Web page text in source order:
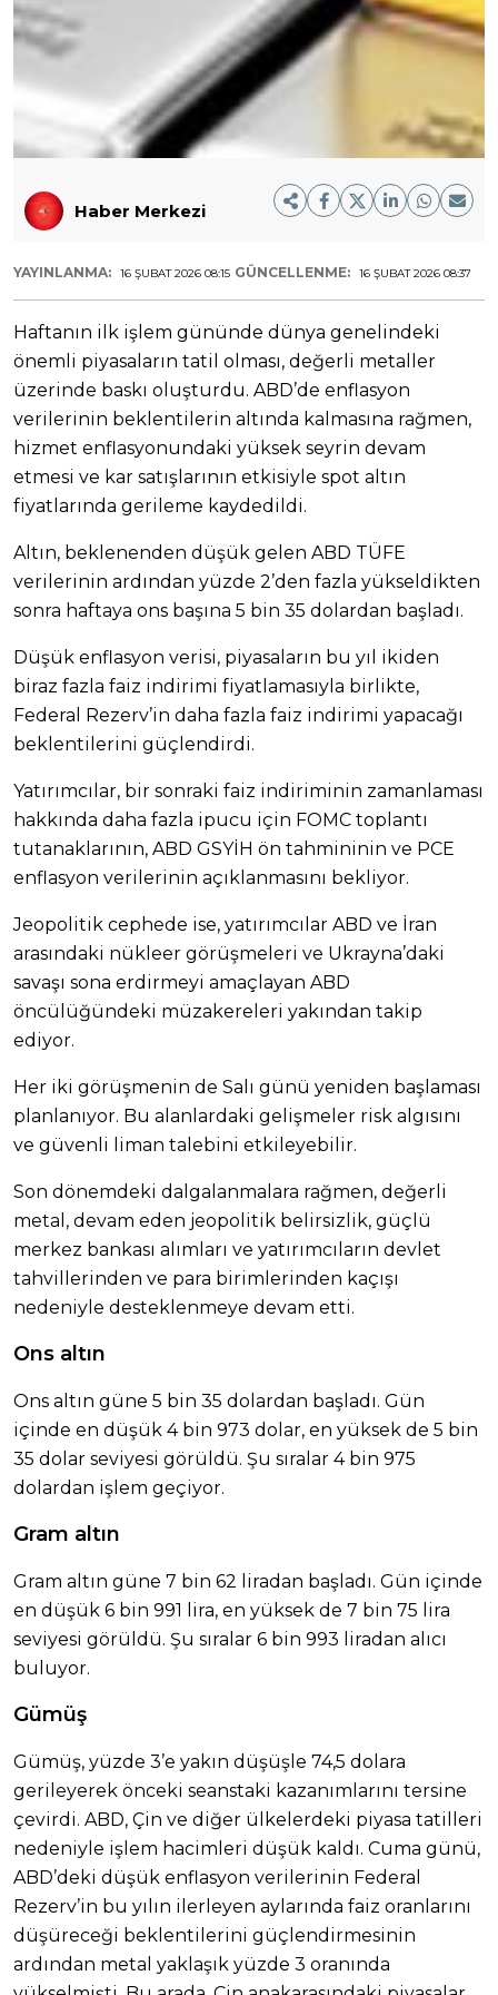
Haber Merkezi
YAYINLANMA: 16 ŞUBAT 2026 08:15 GÜNCELLENME: 16 ŞUBAT 2026 08:37
Haftanın ilk işlem gününde dünya genelindeki
önemli piyasaların tatil olması, değerli metaller
üzerinde baskı oluşturdu. ABD’de enflasyon
verilerinin beklentilerin altında kalmasına rağmen,
hizmet enflasyonundaki yüksek seyrin devam
etmesi ve kar satışlarının etkisiyle spot altın
fiyatlarında gerileme kaydedildi.
Altın, beklenenden düşük gelen ABD TÜFE
verilerinin ardından yüzde 2’den fazla yükseldikten
sonra haftaya ons başına 5 bin 35 dolardan başladı.
Düşük enflasyon verisi, piyasaların bu yıl ikiden
biraz fazla faiz indirimi fiyatlamasıyla birlikte,
Federal Rezerv’in daha fazla faiz indirimi yapacağı
beklentilerini güçlendirdi.
Yatırımcılar, bir sonraki faiz indiriminin zamanlaması
hakkında daha fazla ipucu için FOMC toplantı
tutanaklarının, ABD GSYİH ön tahmininin ve PCE
enflasyon verilerinin açıklanmasını bekliyor.
Jeopolitik cephede ise, yatırımcılar ABD ve İran
arasındaki nükleer görüşmeleri ve Ukrayna’daki
savaşı sona erdirmeyi amaçlayan ABD
öncülüğündeki müzakereleri yakından takip
ediyor.
Her iki görüşmenin de Salı günü yeniden başlaması
planlanıyor. Bu alanlardaki gelişmeler risk algısını
ve güvenli liman talebini etkileyebilir.
Son dönemdeki dalgalanmalara rağmen, değerli
metal, devam eden jeopolitik belirsizlik, güçlü
merkez bankası alımları ve yatırımcıların devlet
tahvillerinden ve para birimlerinden kaçışı
nedeniyle desteklenmeye devam etti.
Ons altın
Ons altın güne 5 bin 35 dolardan başladı. Gün
içinde en düşük 4 bin 973 dolar, en yüksek de 5 bin
35 dolar seviyesi görüldü. Şu sıralar 4 bin 975
dolardan işlem geçiyor.
Gram altın
Gram altın güne 7 bin 62 liradan başladı. Gün içinde
en düşük 6 bin 991 lira, en yüksek de 7 bin 75 lira
seviyesi görüldü. Şu sıralar 6 bin 993 liradan alıcı
buluyor.
Gümüş
Gümüş, yüzde 3’e yakın düşüşle 74,5 dolara
gerileyerek önceki seanstaki kazanımlarını tersine
çevirdi. ABD, Çin ve diğer ülkelerdeki piyasa tatilleri
nedeniyle işlem hacimleri düşük kaldı. Cuma günü,
ABD’deki düşük enflasyon verilerinin Federal
Rezerv’in bu yılın ilerleyen aylarında faiz oranlarını
düşüreceği beklentilerini güçlendirmesinin
ardından metal yaklaşık yüzde 3 oranında